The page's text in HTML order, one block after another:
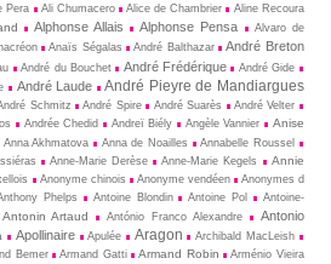
Pera Ali Chumacero Alice de Chambrier
Aline Recoura
Alphonse Allais Alphonse Pensa
Alvaro de
Anaïs Ségalas André Balthazar André Breton
André du Bouchet André Frédérique André Gide
André Laude André Pieyre de Mandiargues
Schmitz André Spire André Suarès
André Velter
Andrée Chedid Andreï Biély Angèle Vannier
Anise
Anna Akhmatova Anna de Noailles
Annabelle Roussel
Anne-Marie Derèse Anne-Marie Kegels
Annie
Anonyme chinois Anonyme vendéen
Anonymes d
Phelps Antoine Blondin Antoine Pol
Antoine-
Antonin Artaud António Franco Alexandre
Antonio
Apollinaire Apulée Aragon
Archibald MacLeish
Bemer Armand Gatti Armand Robin
Arménio Vieira